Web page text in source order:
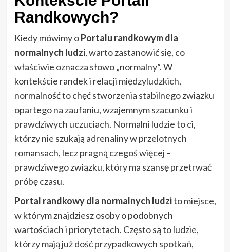
Randkowych?
Kiedy mówimy oPortalu randkowym dla
normalnych ludzi, warto zastanowić się, co
właściwie oznacza słowo „normalny”. W
kontekście randek i relacji międzyludzkich,
normalność to chęć stworzenia stabilnego związku
opartego na zaufaniu, wzajemnym szacunku i
prawdziwych uczuciach. Normalni ludzie to ci,
którzy nie szukają adrenaliny w przelotnych
romansach, lecz pragną czegoś więcej –
prawdziwego związku, który ma szansę przetrwać
próbę czasu.
Portal randkowy dla normalnych ludzito miejsce,
w którym znajdziesz osoby o podobnych
wartościach i priorytetach. Często są to ludzie,
którzy mają już dość przypadkowych spotkań,